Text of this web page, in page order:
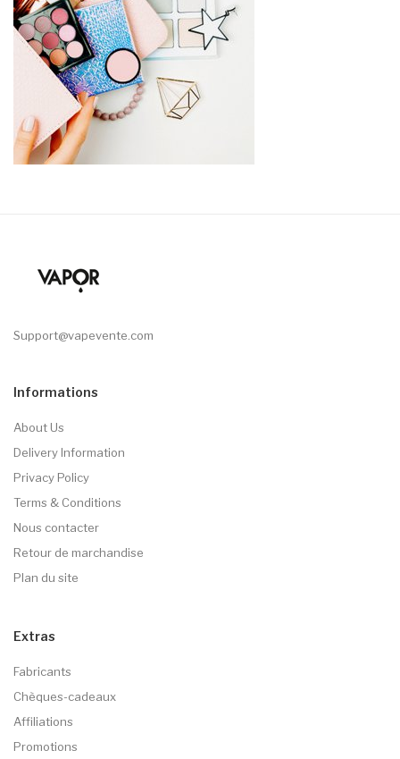
Support@vapevente.com
Informations
About Us
Delivery Information
Privacy Policy
Terms & Conditions
Nous contacter
Retour de marchandise
Plan du site
Extras
Fabricants
Chèques-cadeaux
Affiliations
Promotions